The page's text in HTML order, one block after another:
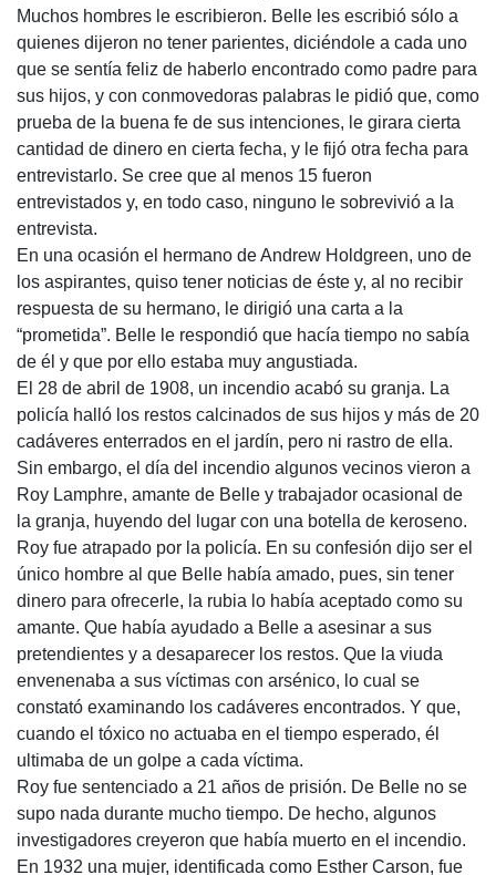
Muchos hombres le escribieron. Belle les escribió sólo a
quienes dijeron no tener parientes, diciéndole a cada uno
que se sentía feliz de haberlo encontrado como padre para
sus hijos, y con conmovedoras palabras le pidió que, como
prueba de la buena fe de sus intenciones, le girara cierta
cantidad de dinero en cierta fecha, y le fijó otra fecha para
entrevistarlo. Se cree que al menos 15 fueron
entrevistados y, en todo caso, ninguno le sobrevivió a la
entrevista.
En una ocasión el hermano de Andrew Holdgreen, uno de
los aspirantes, quiso tener noticias de éste y, al no recibir
respuesta de su hermano, le dirigió una carta a la
“prometida”. Belle le respondió que hacía tiempo no sabía
de él y que por ello estaba muy angustiada.
El 28 de abril de 1908, un incendio acabó su granja. La
policía halló los restos calcinados de sus hijos y más de 20
cadáveres enterrados en el jardín, pero ni rastro de ella.
Sin embargo, el día del incendio algunos vecinos vieron a
Roy Lamphre, amante de Belle y trabajador ocasional de
la granja, huyendo del lugar con una botella de keroseno.
Roy fue atrapado por la policía. En su confesión dijo ser el
único hombre al que Belle había amado, pues, sin tener
dinero para ofrecerle, la rubia lo había aceptado como su
amante. Que había ayudado a Belle a asesinar a sus
pretendientes y a desaparecer los restos. Que la viuda
envenenaba a sus víctimas con arsénico, lo cual se
constató examinando los cadáveres encontrados. Y que,
cuando el tóxico no actuaba en el tiempo esperado, él
ultimaba de un golpe a cada víctima.
Roy fue sentenciado a 21 años de prisión. De Belle no se
supo nada durante mucho tiempo. De hecho, algunos
investigadores creyeron que había muerto en el incendio.
En 1932 una mujer, identificada como Esther Carson, fue